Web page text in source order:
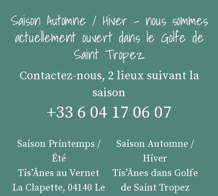
Saison Automne / Hiver - nous sommes
actuellement ouvert dans le Golfe de
Saint Tropez
Contactez-nous, 2 lieux suivant la
saison
+33 6 04 17 06 07
Saison Printemps /
Été
Tis’Ânes au Vernet
La Clapette, 04140 Le
Saison Automne /
Hiver
Tis’Ânes dans Golfe
de Saint Tropez